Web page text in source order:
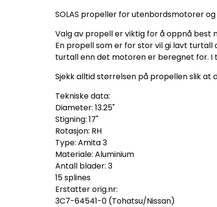
SOLAS propeller for utenbordsmotorer
Valg av propell er viktig for å oppnå best
En propell som er for stor vil gi lavt
turtall enn det motoren er beregnet for. I
Sjekk alltid størrelsen på propellen slik at
Tekniske data:
Diameter: 13.25"
Stigning: 17"
Rotasjon: RH
Type: Amita 3
Materiale: Aluminium
Antall blader: 3
15 splines
Erstatter orig.nr:
3C7-64541-0 (Tohatsu/Nissan)